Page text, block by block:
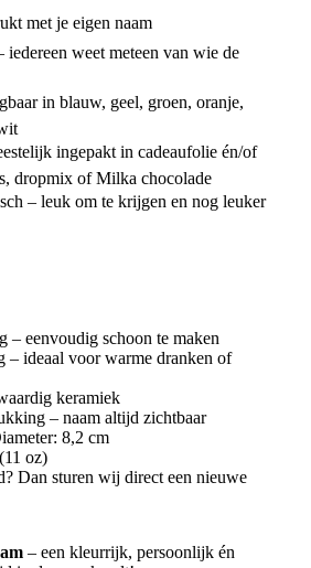
met je eigen naam
weet meteen van wie de
in blauw, geel, groen, oranje,
ingepakt in cadeaufolie én/of
dropmix of Milka chocolade
– leuk om te krijgen en nog leuker
– eenvoudig schoon te maken
– ideaal voor warme dranken of
keramiek
– naam altijd zichtbaar
8,2 cm
oz)
Dan sturen wij direct een nieuwe
– een kleurrijk, persoonlijk én